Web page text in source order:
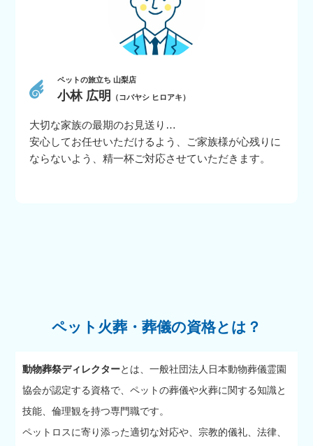
ペットの旅立ち 山梨店
小林 広明 （コバヤシ ヒロアキ）
大切な家族の最期のお見送り…
安心してお任せいただけるよう、ご家族様が心残りに
ならないよう、精一杯ご対応させていただきます。
ペット火葬・葬儀の資格とは？
動物葬祭ディレクターとは、一般社団法人日本動物葬儀霊園
協会が認定する資格で、ペットの葬儀や火葬に関する知識と
技能、倫理観を持つ専門職です。
ペットロスに寄り添った適切な対応や、宗教的儀礼、法律、